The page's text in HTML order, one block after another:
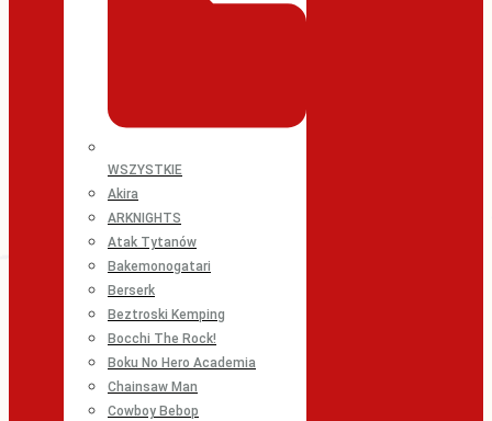
WSZYSTKIE
Akira
ARKNIGHTS
Atak Tytanów
Bakemonogatari
Berserk
Beztroski Kemping
Bocchi The Rock!
Boku No Hero Academia
Chainsaw Man
Cowboy Bebop